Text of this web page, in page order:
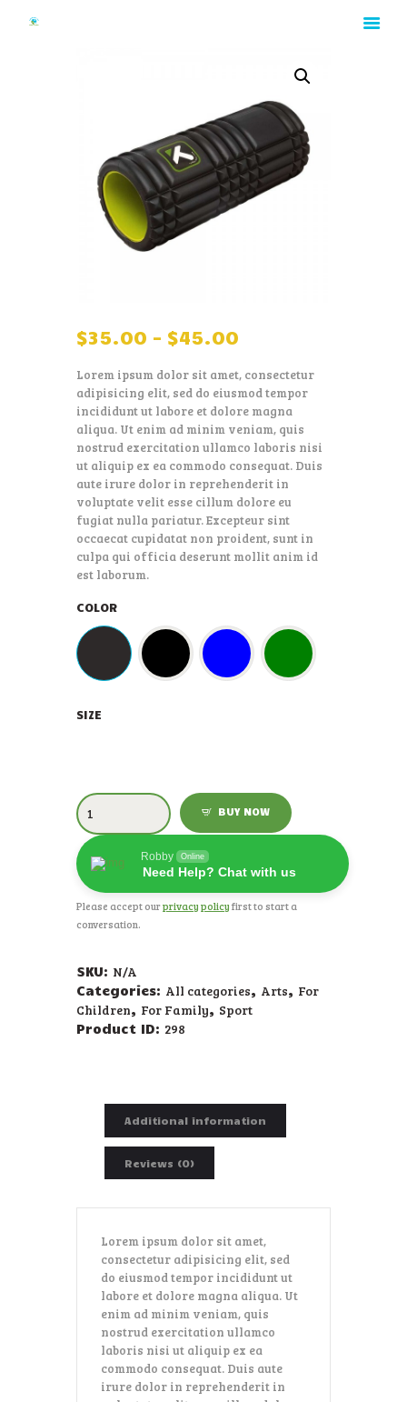
HOME
ABOUT
RATES
$35.00 – $45.00
Lorem ipsum dolor sit amet, consectetur
adipisicing elit, sed do eiusmod tempor
incididunt ut labore et dolore magna
aliqua. Ut enim ad minim veniam, quis
nostrud exercitation ullamco laboris nisi
ut aliquip ex ea commodo consequat. Duis
aute irure dolor in reprehenderit in
voluptate velit esse cillum dolore eu
fugiat nulla pariatur. Excepteur sint
occaecat cupidatat non proident, sunt in
culpa qui officia deserunt mollit anim id
est laborum.
COLOR
SIZE
BUY NOW
Robby Online
Need Help? Chat with us
Please accept ourprivacy policyfirst to start a
conversation.
SKU: N/A
Categories: All categories, Arts, For
Children, For Family, Sport
Product ID: 298
Additional information
Reviews (0)
Lorem ipsum dolor sit amet,
consectetur adipisicing elit, sed
do eiusmod tempor incididunt ut
labore et dolore magna aliqua. Ut
enim ad minim veniam, quis
nostrud exercitation ullamco
laboris nisi ut aliquip ex ea
commodo consequat. Duis aute
irure dolor in reprehenderit in